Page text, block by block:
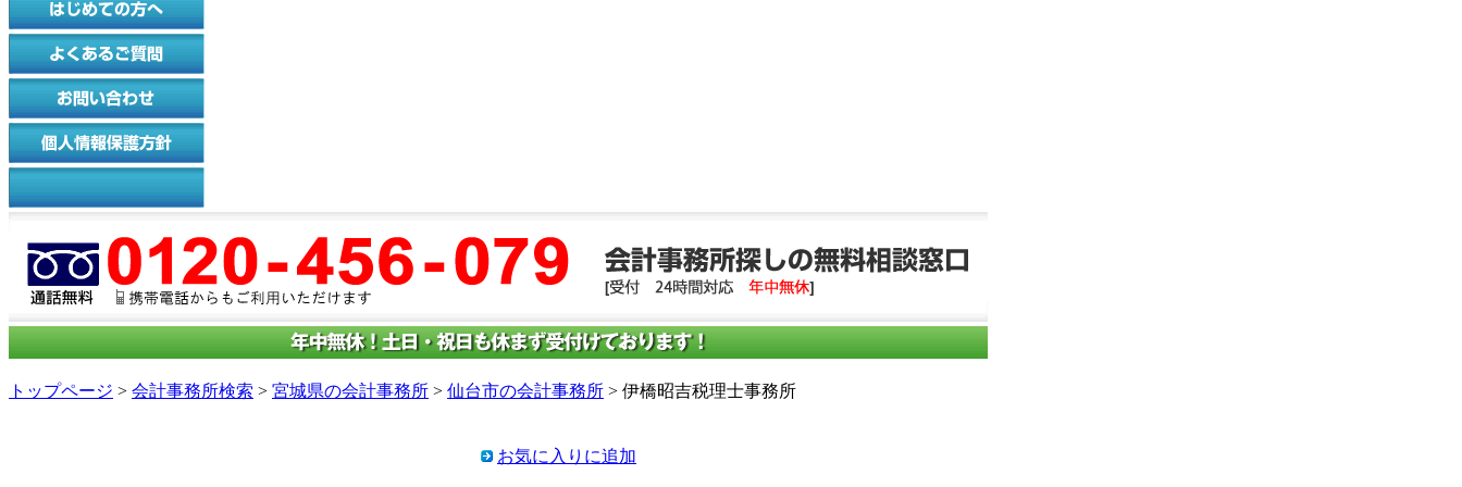
トップページ > 会計事務所検索 > 宮城県の会計事務所 > 仙台市の会計事務所 > 伊橋昭吉税理士事務所
お気に入りに追加